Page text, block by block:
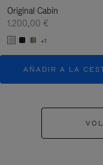
Original Cabin
1.200,00 €
+1
AÑADIR A LA